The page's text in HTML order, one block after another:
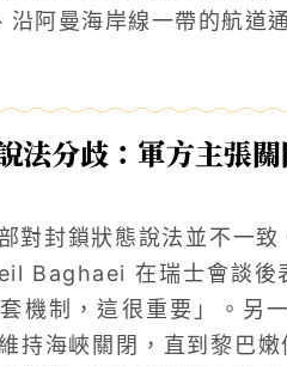
沿阿曼海岸線一帶的航道
法分歧：軍方主張
對封鎖狀態說法並不一
Baghaei 在瑞士會談後
機制，這很重要」。另
持海峽關閉，直到黎巴